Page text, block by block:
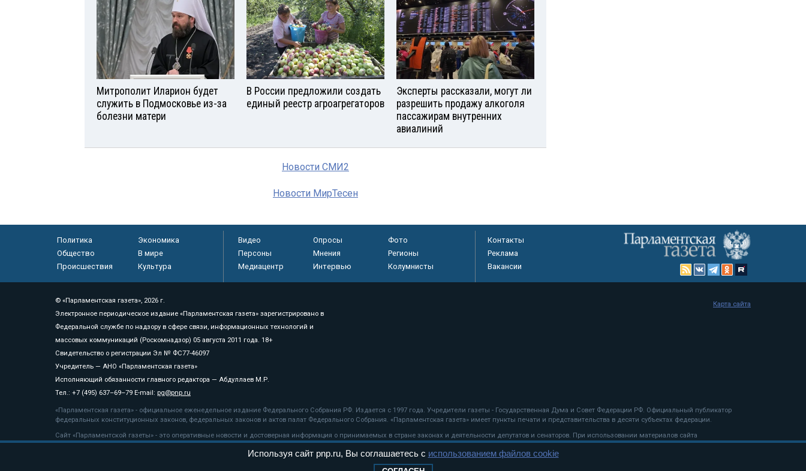
Митрополит Иларион будет
служить в Подмосковье из-за
болезни матери
В России предложили создать
единый реестр агроагрегаторов
Эксперты рассказали, могут ли
разрешить продажу алкоголя
пассажирам внутренних
авиалиний
Новости СМИ2
Новости МирТесен
Политика
Экономика
Общество
В мире
Происшествия
Культура
Видео Опросы
Фото
Персоны
Мнения
Регионы
Медиацентр
Интервью Колумнисты
Контакты
Реклама
Вакансии
© «Парламентская газета», 2026 г.
Электронное периодическое издание «Парламентская газета» зарегистрировано в
Федеральной службе по надзору в сфере связи, информационных технологий и
массовых коммуникаций (Роскомнадзор) 05 августа 2011 года. 18+
Свидетельство о регистрации Эл № ФС77-46097
Учредитель — АНО «Парламентская газета»
Исполняющий обязанности главного редактора — Абдуллаев М.Р.
Тел.: +7 (495) 637–69–79 E-mail: pg@pnp.ru
«Парламентская газета» - официальное еженедельное издание Федерального Собрания РФ. Издается с 1997 года. Учредители газеты - Государственная Дума и Совет Федерации РФ. Официальный публикатор
федеральных конституционных законов, федеральных законов и актов палат Федерального Собрания. «Парламентская газета» имеет пункты печати и представительства в десяти субъектах федерации.
Сайт «Парламентской газеты» - это оперативные новости и достоверная информация о принимаемых в стране законах и деятельности депутатов и сенаторов. При использовании материалов сайта
«Парламентской газеты» активная ссылка на pnp.ru обязательна.
рекомендательные технологии
Карта сайта
Используя сайт pnp.ru, Вы соглашаетесь с использованием файлов cookie